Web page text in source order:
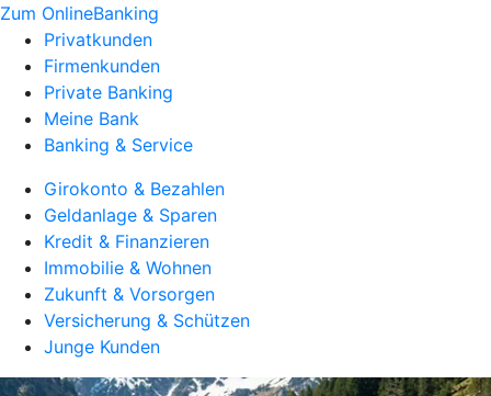
Zum OnlineBanking
Privatkunden
Firmenkunden
Private Banking
Meine Bank
Banking & Service
Girokonto & Bezahlen
Geldanlage & Sparen
Kredit & Finanzieren
Immobilie & Wohnen
Zukunft & Vorsorgen
Versicherung & Schützen
Junge Kunden